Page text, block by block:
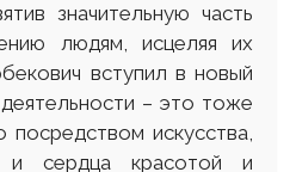
значительную часть
людям, исцеляя их
вступил в новый
– это тоже
искусства,
сердца красотой и